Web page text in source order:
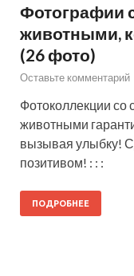
Фотографии
животными,
(26 фото)
Оставьте комментарий
Фотоколлекции
животными
вызывая улыбку!
позитивом! : : :
ПОДРОБНЕЕ